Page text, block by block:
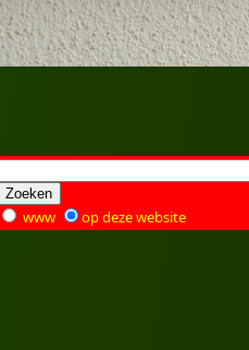
www op deze website